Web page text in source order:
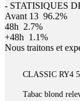
- STATISIQUES
Avant 13 96.2%
48h 2.7%
+48h 1.1%
Nous traitons et
CLASSIC RY4
Tabac blond